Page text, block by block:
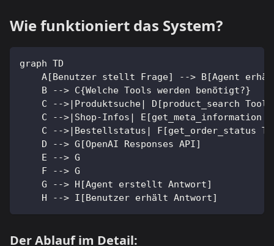
Wie funktioniert das System?
graph TD
A[Benutzer stellt Frage] --> B[Agent
    B --> C{Welche Tools werden benötigt?}
    C -->|Produktsuche| D[product_search Tool]
C -->|Shop-Infos| E[get_meta_information
C -->|Bestellstatus| F[get_order_status
    D --> G[OpenAI Responses API]
    E --> G
    F --> G
    G --> H[Agent erstellt Antwort]
    H --> I[Benutzer erhält Antwort]
Der Ablauf im Detail: